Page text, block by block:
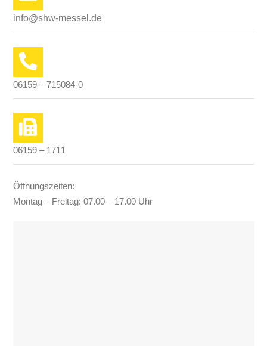
info@shw-messel.de
06159 – 715084-0
06159 – 1711
Öffnungszeiten:
Montag – Freitag: 07.00 – 17.00 Uhr